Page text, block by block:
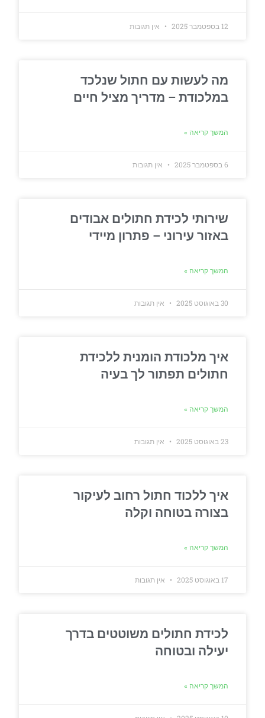
12 בספטמבר 2025 אין תגובות
מה לעשות עם חתול שנלכד
במלכודת – מדריך מציל חיים
המשך קריאה »
6 בספטמבר 2025 אין תגובות
שירותי לכידת חתולים אבודים
באזור עירוני – פתרון מיידי
המשך קריאה »
30 באוגוסט 2025 אין תגובות
איך מלכודת הומנית ללכידת
חתולים תפתור לך בעיה
המשך קריאה »
23 באוגוסט 2025 אין תגובות
איך ללכוד חתול רחוב לעיקור
בצורה בטוחה וקלה
המשך קריאה »
17 באוגוסט 2025 אין תגובות
לכידת חתולים משוטטים בדרך
יעילה ובטוחה
המשך קריאה »